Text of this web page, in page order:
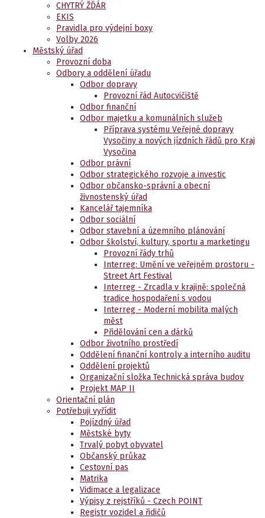
CHYTRÝ ŽĎÁR
EKIS
Pravidla pro výdejní boxy
Volby 2026
Městský úřad
Provozní doba
Odbory a oddělení úřadu
Odbor dopravy
Provozní řád Autocvičiště
Odbor finanční
Odbor majetku a komunálních služeb
Příprava systému Veřejné dopravy
Vysočiny a nových jízdních řádů pro Kraj
Vysočina
Odbor právní
Odbor strategického rozvoje a investic
Odbor občansko-správní a obecní
živnostenský úřad
Kancelář tajemníka
Odbor sociální
Odbor stavební a územního plánování
Odbor školství, kultury, sportu a marketingu
Provozní řády trhů
Interreg: Umění ve veřejném prostoru -
Street Art Festival
Interreg - Zrcadla v krajině: společná
tradice hospodaření s vodou
Interreg - Moderní mobilita malých
měst
Přidělování cen a dárků
Odbor životního prostředí
Oddělení finanční kontroly a interního auditu
Oddělení projektů
Organizační složka Technická správa budov
Projekt MAP II
Orientační plán
Potřebuji vyřídit
Pojízdný úřad
Městské byty
Trvalý pobyt obyvatel
Občanský průkaz
Cestovní pas
Matrika
Vidimace a legalizace
Výpisy z rejstříků - Czech POINT
Registr vozidel a řidičů